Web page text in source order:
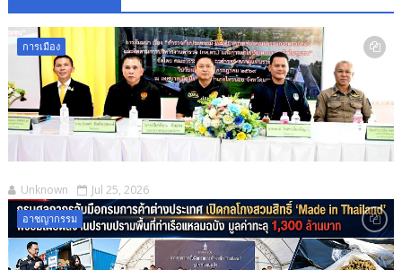
การเมือง
Unknown Jul 25, 2026
อาชญากรรม